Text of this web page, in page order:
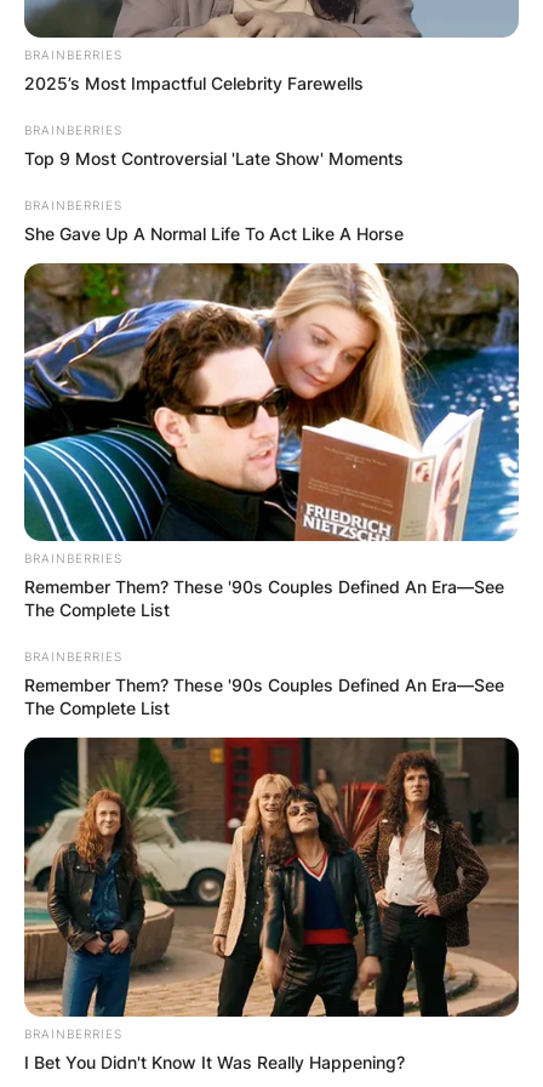
Новогодишен базар
Кога последен пат сте се прошетале низ
раздвижениот градски трговски центар во
Скопје, опкружен со волшебната арома на
празнични задоволства
Прочитај повеќе
КОНТАКТИРАЈ СО НАС:
info@gladiator.mk
ГЛАДИАТОР
За нас
Политика на приватност
ПАРТНЕРИ:
BRAINBERRIES
2025’s Most Impactful Celebrity Farewells
BRAINBERRIES
Top 9 Most Controversial 'Late Show' Moments
BRAINBERRIES
She Gave Up A Normal Life To Act Like A Horse
BRAINBERRIES
Remember Them? These '90s Couples Defined An Era—See
The Complete List
BRAINBERRIES
Remember Them? These '90s Couples Defined An Era—See
The Complete List
BRAINBERRIES
I Bet You Didn't Know It Was Really Happening?